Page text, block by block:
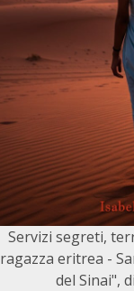
Servizi segreti,
ragazza eritrea -
del Sinai",